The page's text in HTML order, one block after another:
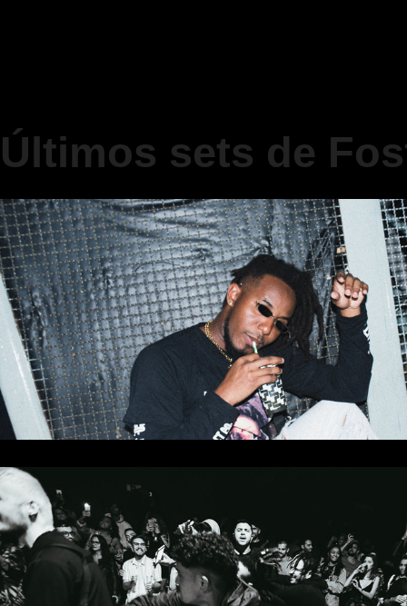
Últimos sets de